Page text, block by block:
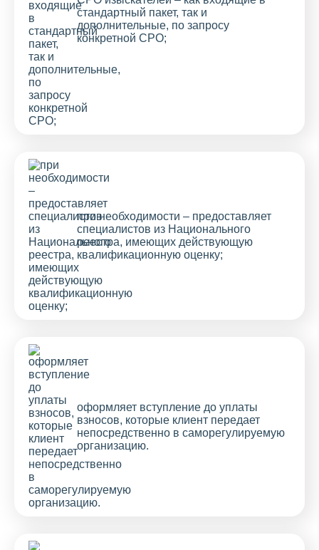
стандартный пакет, так и
дополнительные, по запросу
конкретной СРО;
при необходимости – предоставляет
специалистов из Национального
реестра, имеющих действующую
квалификационную оценку;
оформляет вступление до уплаты
взносов, которые клиент передает
непосредственно в саморегулируемую
организацию.